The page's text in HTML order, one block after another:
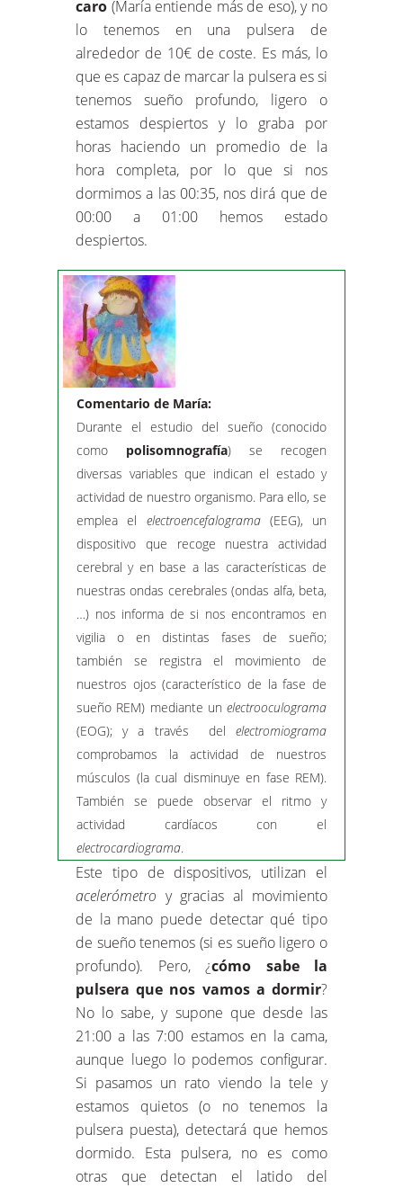
caro (María entiende más de eso), y no
lo tenemos en una pulsera de
alrededor de 10€ de coste. Es más, lo
que es capaz de marcar la pulsera es si
tenemos sueño profundo, ligero o
estamos despiertos y lo graba por
horas haciendo un promedio de la
hora completa, por lo que si nos
dormimos a las 00:35, nos dirá que de
00:00 a 01:00 hemos estado
despiertos.
Comentario de María:
Durante el estudio del sueño (conocido
como polisomnografía) se recogen
diversas variables que indican el estado y
actividad de nuestro organismo. Para ello, se
emplea el electroencefalograma(EEG), un
dispositivo que recoge nuestra actividad
cerebral y en base a las características de
nuestras ondas cerebrales (ondas alfa, beta,
…) nos informa de si nos encontramos en
vigilia o en distintas fases de sueño;
también se registra el movimiento de
nuestros ojos (característico de la fase de
sueño REM) mediante un electrooculograma
(EOG); y a través del electromiograma
comprobamos la actividad de nuestros
músculos (la cual disminuye en fase REM).
También se puede observar el ritmo y
actividad cardíacos con el
electrocardiograma.
Este tipo de dispositivos, utilizan el
acelerómetro y gracias al movimiento
de la mano puede detectar qué tipo
de sueño tenemos (si es sueño ligero o
profundo). Pero, ¿cómo sabe la
pulsera que nos vamos a dormir?
No lo sabe, y supone que desde las
21:00 a las 7:00 estamos en la cama,
aunque luego lo podemos configurar.
Si pasamos un rato viendo la tele y
estamos quietos (o no tenemos la
pulsera puesta), detectará que hemos
dormido. Esta pulsera, no es como
otras que detectan el latido del